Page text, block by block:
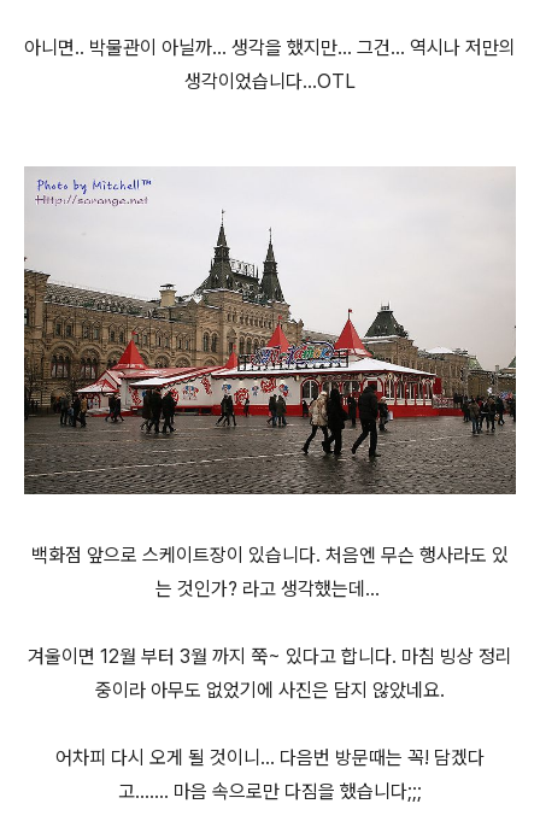
아니면.. 박물관이 아닐까... 생각을 했지만... 그건... 역시나 저만의
생각이었습니다...OTL
백화점 앞으로 스케이트장이 있습니다. 처음엔 무슨 행사라도 있
는 것인가? 라고 생각했는데...
겨울이면 12월 부터 3월 까지 쭉~ 있다고 합니다. 마침 빙상 정리
중이라 아무도 없었기에 사진은 담지 않았네요.
어차피 다시 오게 될 것이니... 다음번 방문때는 꼭! 담겠다
고....... 마음 속으로만 다짐을 했습니다;;;